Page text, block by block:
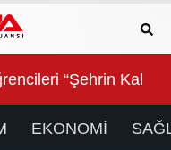
“Şehrin
EKONOMİ